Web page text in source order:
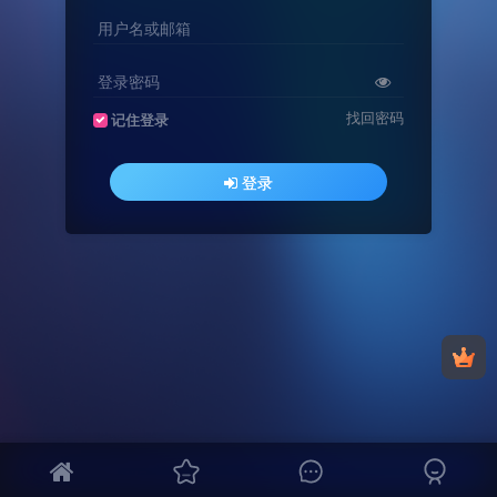
用户名或邮箱
登录密码
记住登录 找回密码
登录